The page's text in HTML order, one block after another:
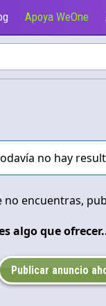
Apoya WeOne
no hay
no encuentras,
algo que
Publicar anuncio